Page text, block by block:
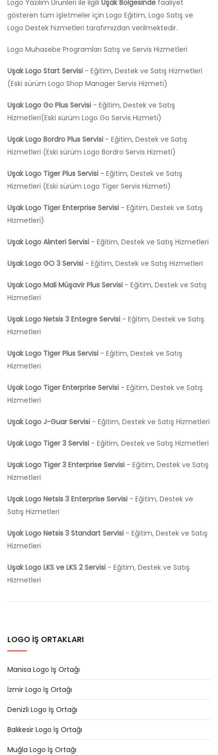
Logo Yazılım Ürünleri ile ilgili Uşak Bölgesinde faaliyet
gösteren tüm işletmeler için Logo Eğitim, Logo Satış ve
Logo Destek hizmetleri tarafımızdan verilmektedir.
Logo Muhasebe Programları Satış ve Servis Hizmetleri
Uşak Logo Start Servisi - Eğitim, Destek ve Satış Hizmetleri
(Eski sürüm Logo Shop Manager Servis Hizmeti)
Uşak Logo Go Plus Servisi - Eğitim, Destek ve Satış
Hizmetleri(Eski sürüm Logo Go Servis Hizmeti)
Uşak Logo Bordro Plus Servisi - Eğitim, Destek ve Satış
Hizmetleri (Eski sürüm Logo Bordro Servis Hizmeti)
Uşak Logo Tiger Plus Servisi - Eğitim, Destek ve Satış
Hizmetleri (Eski sürüm Logo Tiger Servis Hizmeti)
Uşak Logo Tiger Enterprise Servisi - Eğitim, Destek ve Satış
Hizmetleri)
Uşak Logo Alınteri Servisi - Eğitim, Destek ve Satış Hizmetleri
Uşak Logo GO 3 Servisi - Eğitim, Destek ve Satış Hizmetleri
Uşak Logo Mali Müşavir Plus Servisi - Eğitim, Destek ve Satış
Hizmetleri
Uşak Logo Netsis 3 Entegre Servisi - Eğitim, Destek ve Satış
Hizmetleri
Uşak Logo Tiger Plus Servisi - Eğitim, Destek ve Satış
Hizmetleri
Uşak Logo Tiger Enterprise Servisi - Eğitim, Destek ve Satış
Hizmetleri
Uşak Logo J-Guar Servisi - Eğitim, Destek ve Satış Hizmetleri
Uşak Logo Tiger 3 Servisi - Eğitim, Destek ve Satış Hizmetleri
Uşak Logo Tiger 3 Enterprise Servisi - Eğitim, Destek ve Satış
Hizmetleri
Uşak Logo Netsis 3 Enterprise Servisi - Eğitim, Destek ve
Satış Hizmetleri
Uşak Logo Netsis 3 Standart Servisi - Eğitim, Destek ve Satış
Hizmetleri
Uşak Logo LKS ve LKS 2 Servisi - Eğitim, Destek ve Satış
Hizmetleri
LOGO İŞ ORTAKLARI
Manisa Logo İş Ortağı
İzmir Logo İş Ortağı
Denizli Logo İş Ortağı
Balıkesir Logo İş Ortağı
Muğla Logo İş Ortağı